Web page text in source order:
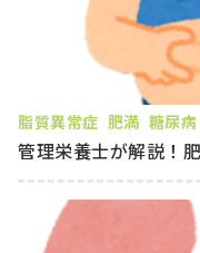
脂質異常症 肥満 糖尿病
管理栄養士が解説！